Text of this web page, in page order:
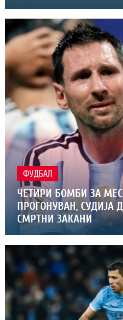
ФУДБАЛ
ЧЕТИРИ БОМБИ ЗА
ПРОГОНУВАН, СУДИЈА
СМРТНИ ЗАКАНИ